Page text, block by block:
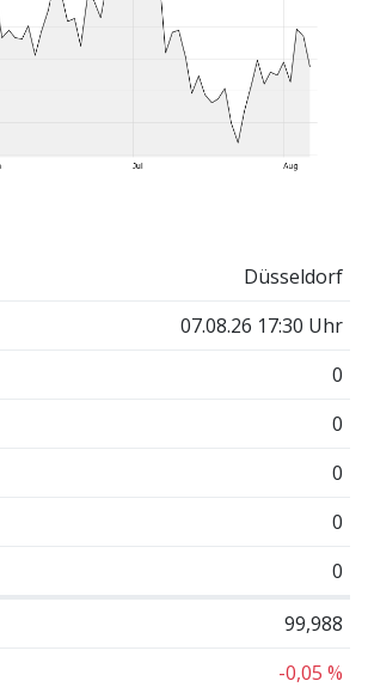
Düsseldorf
07.08.26 17:30 Uhr
0
0
0
0
0
99,988
-0,05 %